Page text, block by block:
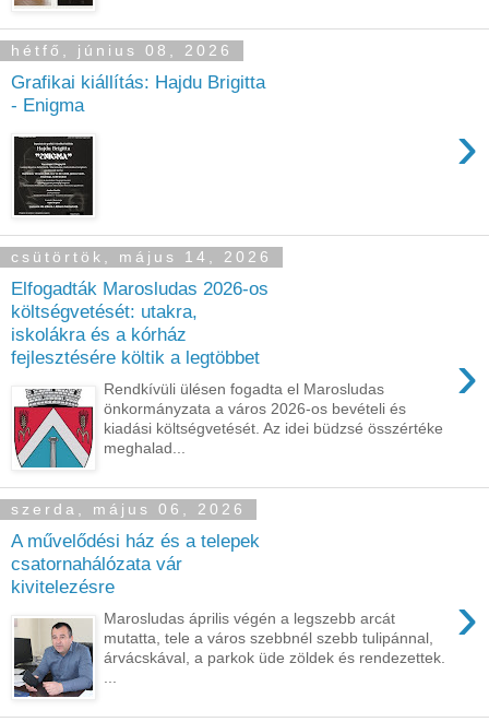
hétfő, június 08, 2026
Grafikai kiállítás: Hajdu Brigitta
- Enigma
›
csütörtök, május 14, 2026
Elfogadták Marosludas 2026-os
költségvetését: utakra,
iskolákra és a kórház
fejlesztésére költik a legtöbbet
›
Rendkívüli ülésen fogadta el Marosludas
önkormányzata a város 2026-os bevételi és
kiadási költségvetését. Az idei büdzsé összértéke
meghalad...
szerda, május 06, 2026
A művelődési ház és a telepek
csatornahálózata vár
kivitelezésre
›
Marosludas április végén a legszebb arcát
mutatta, tele a város szebbnél szebb tulipánnal,
árvácskával, a parkok üde zöldek és rendezettek.